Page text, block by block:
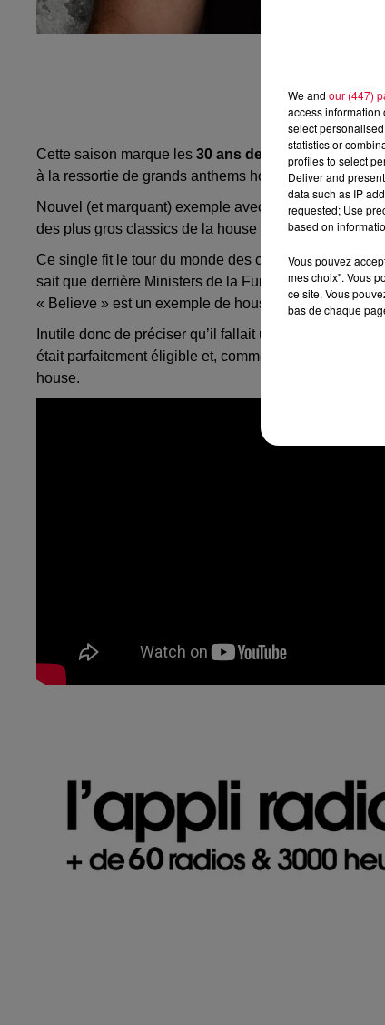
Cette saison marque les 30 ans des musiques
à la ressortie de grands anthems house et techno.
Nouvel (et marquant) exemple avec le DJ anglais
des plus gros classics de la house music, le fameux «
Ce single fit le tour du monde des clubs dès sa
sait que derrière Ministers de la Funk se cachaient
« Believe » est un exemple de house vocale par
Inutile donc de préciser qu’il fallait un poids lourd, à
était parfaitement éligible et, comme on peut s’y
house.
We and our (447)
access information
select
statistics or
profiles to select
Deliver and
data such as IP
requested; Use
based on
Vous pouvez
mes choix". Vous
ce site. Vous
bas de chaque